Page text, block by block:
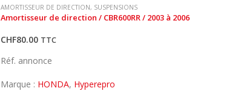
AMORTISSEUR DE DIRECTION, SUSPENSIONS
Amortisseur de direction / CBR600RR / 2003 à 2006
CHF80.00 TTC
Réf. annonce
Marque : HONDA, Hyperepro